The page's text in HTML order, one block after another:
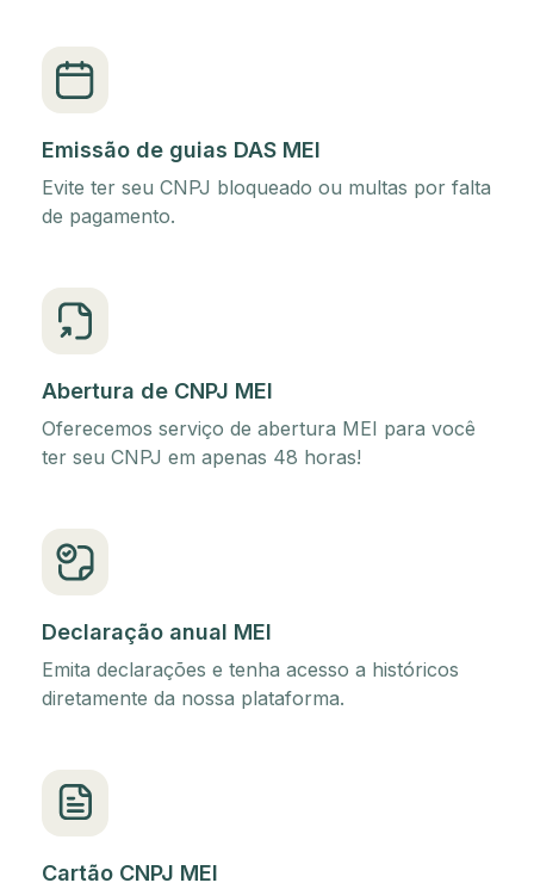
Emissão de guias DAS MEI
Evite ter seu CNPJ bloqueado ou multas por falta
de pagamento.
Abertura de CNPJ MEI
Oferecemos serviço de abertura MEI para você
ter seu CNPJ em apenas 48 horas!
Declaração anual MEI
Emita declarações e tenha acesso a históricos
diretamente da nossa plataforma.
Cartão CNPJ MEI